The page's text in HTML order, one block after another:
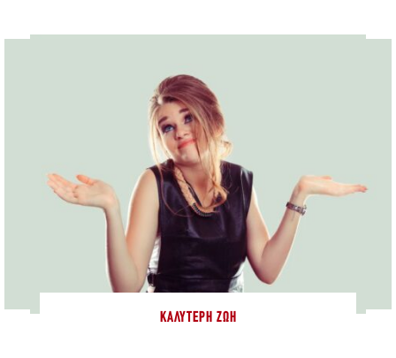
ΚΑΛΎΤΕΡΗ ΖΩΉ